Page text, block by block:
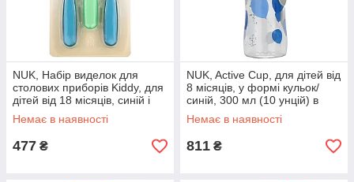
NUK, Набір виделок для
столових приборів Kiddy, для
дітей від 18 місяців, синій і
зелений, 3 шт. в Україні
оригінал
Немає в наявності
477 ₴
NUK, Active Cup, для дітей від
8 місяців, у формі кульок/
синій, 300 мл (10 унцій) в
Україні оригінал
Немає в наявності
811 ₴